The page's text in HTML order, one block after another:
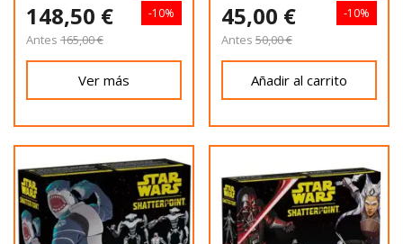
148,50 €
Antes 165,00 €
-10%
Ver más
45,00 €
Antes 50,00 €
-10%
Añadir al carrito